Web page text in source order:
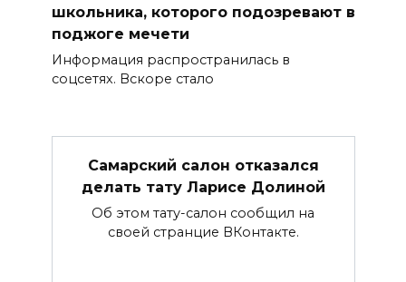
школьника, которого подозревают в
поджоге мечети
Информация распространилась в
соцсетях. Вскоре стало
Самарский салон отказался
делать тату Ларисе Долиной
Об этом тату-салон сообщил на
своей странцие ВКонтакте.